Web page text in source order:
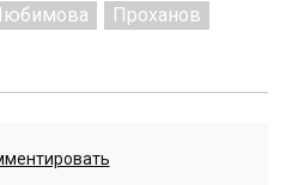
Проханов